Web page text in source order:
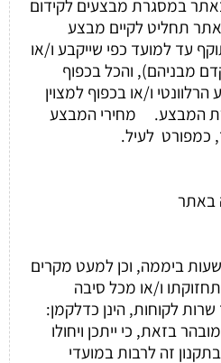
במסגרת מבצעים לקידום
תחליט לקיים מבצע
עד למועד כפי שייקבע ו/או
מבניהם), והכל בכפוף
ו/או בכפוף למצוין
המבצע. מחירי המבצע
כמפורט לעיל.
הזמנה באתר אפשרית 24 שעות ביממה, וכן למעט מקרים
ו/או מכל סיבה
לקוחות, הינן כדלקמן:
א' - ה' : 9:00-16:00. מובהר בזאת, כי ייתכן ויחולו
זה לרבות במועדי